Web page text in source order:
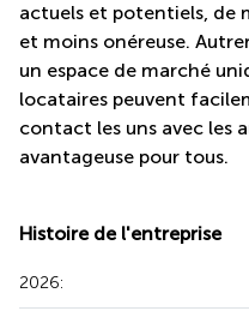
Сoworking
Esch-sur-
Alzette
Сoworking
Sandweiler
Alzette
Bureaux
Sandweiler
Conditions générales
Politique de
Droits d'auteur
actuels et potentiels, de
et moins onéreuse.
un espace de marché
locataires peuvent
contact les uns avec les
avantageuse pour tous.
Histoire de l'entreprise
2026: